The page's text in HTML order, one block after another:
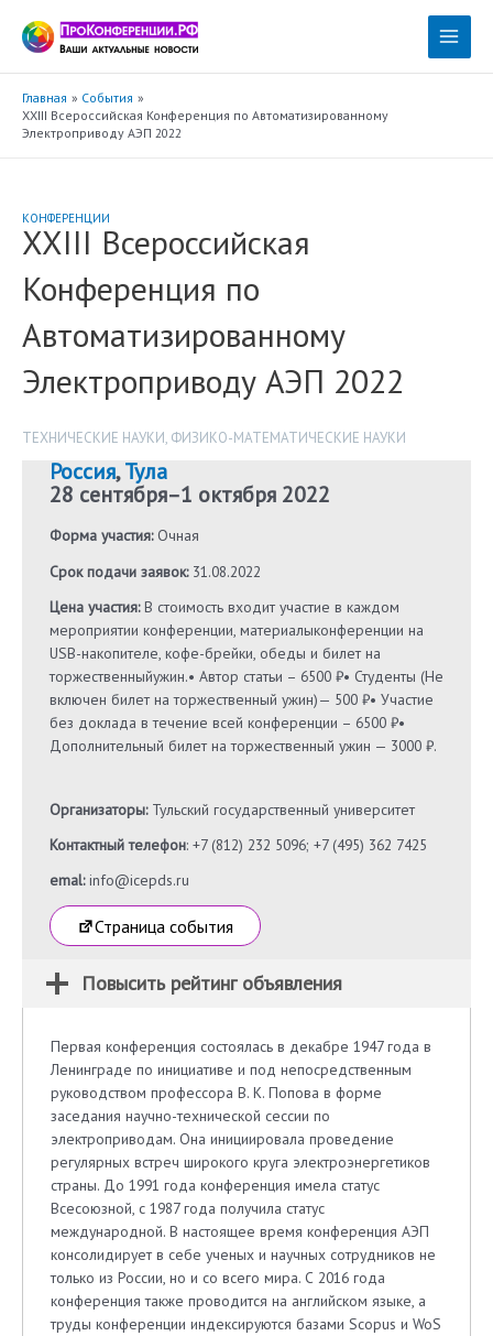
содержимому
Main
Главная
События
XXIII Всероссийская Конференция по Автоматизированному
Электроприводу АЭП 2022
КОНФЕРЕНЦИИ
XXIII Всероссийская
Конференция по
Автоматизированному
Электроприводу АЭП 2022
ТЕХНИЧЕСКИЕ НАУКИ, ФИЗИКО-МАТЕМАТИЧЕСКИЕ НАУКИ
Россия,Тула
28 сентября–1 октября 2022
Форма участия:Очная
Срок подачи заявок:31.08.2022
Цена участия:В стоимость входит участие в каждом
мероприятии конференции, материалыконференции на
USB-накопителе, кофе-брейки, обеды и билет на
торжественныйужин.• Автор статьи – 6500 ₽• Студенты (Не
включен билет на торжественный ужин)— 500 ₽• Участие
без доклада в течение всей конференции – 6500 ₽•
Дополнительный билет на торжественный ужин — 3000 ₽.
Организаторы:Тульский государственный университет
Контактный телефон: +7 (812) 232 5096; +7 (495) 362 7425
emal:info@icepds.ru
Страница события
Повысить рейтинг объявления
Первая конференция состоялась в декабре 1947 года в
Ленинграде по инициативе и под непосредственным
руководством профессора В. К. Попова в форме
заседания научно-технической сессии по
электроприводам. Она инициировала проведение
регулярных встреч широкого круга электроэнергетиков
страны. До 1991 года конференция имела статус
Всесоюзной, с 1987 года получила статус
международной. В настоящее время конференция АЭП
консолидирует в себе ученых и научных сотрудников не
только из России, но и со всего мира. С 2016 года
конференция также проводится на английском языке, а
труды конференции индексируются базами Scopus и WoS